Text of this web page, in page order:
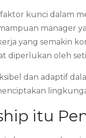
kunci dalam
manager
yang semakin
diperlukan oleh
dan adaptif
itu